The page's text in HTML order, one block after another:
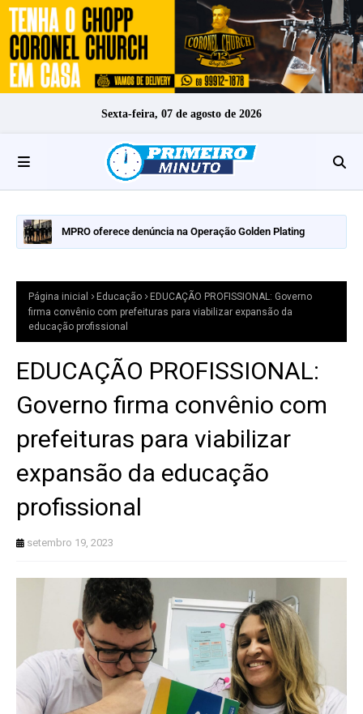
Sexta-feira, 07 de agosto de 2026
MPRO oferece denúncia na Operação Golden Plating
Página inicial Educação
EDUCAÇÃO PROFISSIONAL: Governo
firma convênio com prefeituras para viabilizar expansão da
educação profissional
EDUCAÇÃO PROFISSIONAL:
Governo firma convênio com
prefeituras para viabilizar
expansão da educação
profissional
setembro 19, 2023